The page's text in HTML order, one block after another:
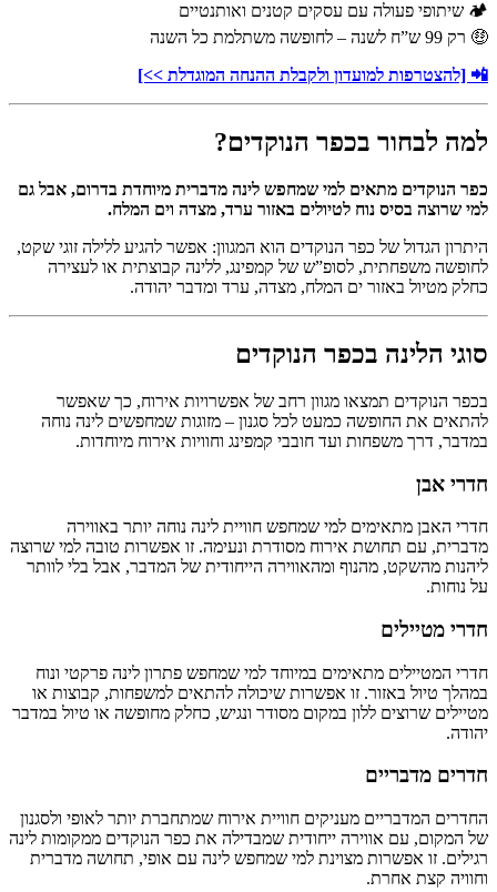
🏕️ שיתופי פעולה עם עסקים קטנים ואותנטיים
🤑 רק 99 ש”ח לשנה – לחופשה משתלמת כל השנה
📲 [להצטרפות למועדון ולקבלת ההנחה המוגדלת >>]
למה לבחור בכפר הנוקדים?
כפר הנוקדים מתאים למי שמחפש לינה מדברית מיוחדת בדרום, אבל גם
למי שרוצה בסיס נוח לטיולים באזור ערד, מצדה וים המלח.
היתרון הגדול של כפר הנוקדים הוא המגוון: אפשר להגיע ללילה זוגי שקט,
לחופשה משפחתית, לסופ”ש של קמפינג, ללינה קבוצתית או לעצירה
כחלק מטיול באזור ים המלח, מצדה, ערד ומדבר יהודה.
סוגי הלינה בכפר הנוקדים
בכפר הנוקדים תמצאו מגוון רחב של אפשרויות אירוח, כך שאפשר
להתאים את החופשה כמעט לכל סגנון – מזוגות שמחפשים לינה נוחה
במדבר, דרך משפחות ועד חובבי קמפינג וחוויות אירוח מיוחדות.
חדרי אבן
חדרי האבן מתאימים למי שמחפש חוויית לינה נוחה יותר באווירה
מדברית, עם תחושת אירוח מסודרת ונעימה. זו אפשרות טובה למי שרוצה
ליהנות מהשקט, מהנוף ומהאווירה הייחודית של המדבר, אבל בלי לוותר
על נוחות.
חדרי מטיילים
חדרי המטיילים מתאימים במיוחד למי שמחפש פתרון לינה פרקטי ונוח
במהלך טיול באזור. זו אפשרות שיכולה להתאים למשפחות, קבוצות או
מטיילים שרוצים ללון במקום מסודר ונגיש, כחלק מחופשה או טיול במדבר
יהודה.
חדרים מדבריים
החדרים המדבריים מעניקים חוויית אירוח שמתחברת יותר לאופי ולסגנון
של המקום, עם אווירה ייחודית שמבדילה את כפר הנוקדים ממקומות לינה
רגילים. זו אפשרות מצוינת למי שמחפש לינה עם אופי, תחושה מדברית
וחוויה קצת אחרת.